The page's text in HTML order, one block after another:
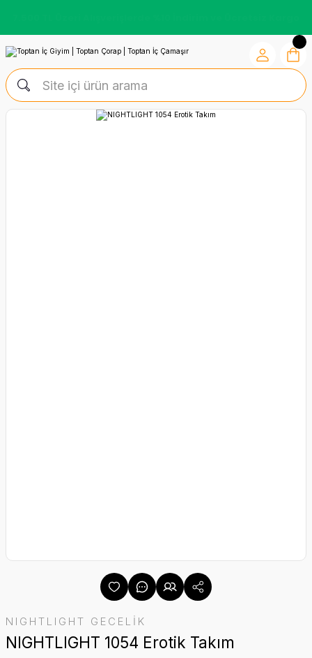
NIGHTLIGHT GECELİK
NIGHTLIGHT 1054 Erotik Takım